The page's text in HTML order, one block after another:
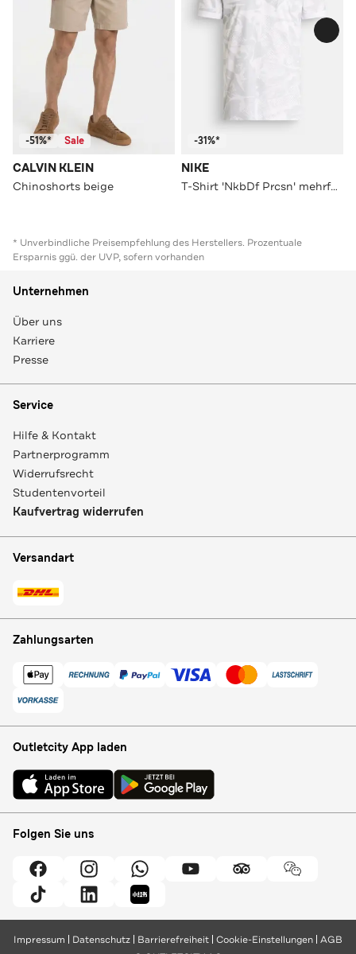
-51%* Sale
CALVIN KLEIN
Chinoshorts beige
-31%*
NIKE
T-Shirt 'NkbDf Prcsn' mehrfarbig
* Unverbindliche Preisempfehlung des Herstellers. Prozentuale
Ersparnis ggü. der UVP, sofern vorhanden
Unternehmen
Über uns
Karriere
Presse
Service
Hilfe & Kontakt
Partnerprogramm
Widerrufsrecht
Studentenvorteil
Kaufvertrag widerrufen
Versandart
Zahlungsarten
Outletcity App laden
Folgen Sie uns
Impressum Datenschutz Barrierefreiheit Cookie-Einstellungen AGB